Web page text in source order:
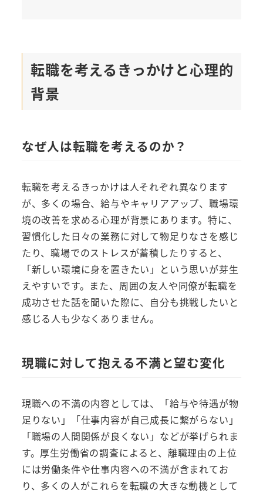
転職を考えるきっかけと心理的
背景
なぜ人は転職を考えるのか？
転職を考えるきっかけは人それぞれ異なります
が、多くの場合、給与やキャリアアップ、職場環
境の改善を求める心理が背景にあります。特に、
習慣化した日々の業務に対して物足りなさを感じ
たり、職場でのストレスが蓄積したりすると、
「新しい環境に身を置きたい」という思いが芽生
えやすいです。また、周囲の友人や同僚が転職を
成功させた話を聞いた際に、自分も挑戦したいと
感じる人も少なくありません。
現職に対して抱える不満と望む変化
現職への不満の内容としては、「給与や待遇が物
足りない」「仕事内容が自己成長に繋がらない」
「職場の人間関係が良くない」などが挙げられま
す。厚生労働省の調査によると、離職理由の上位
には労働条件や仕事内容への不満が含まれてお
り、多くの人がこれらを転職の大きな動機として